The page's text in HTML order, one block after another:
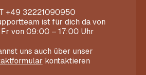
T +49 32221090950
ist für dich da von
von 09:00 – 17:00 Uhr
uns auch über unser
kontaktieren